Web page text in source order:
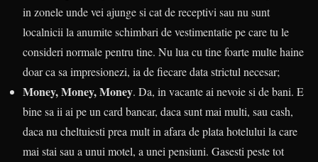
in zonele unde vei ajunge si cat de receptivi sau nu sunt
localnicii la anumite schimbari de vestimentatie pe care tu le
consideri normale pentru tine. Nu lua cu tine foarte multe haine
doar ca sa impresionezi, ia de fiecare data strictul necesar;
Money, Money, Money. Da, in vacante ai nevoie si de bani. E
bine sa ii ai pe un card bancar, daca sunt mai multi, sau cash,
daca nu cheltuiesti prea mult in afara de plata hotelului la care
mai stai sau a unui motel, a unei pensiuni. Gasesti peste tot